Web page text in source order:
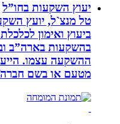
יעוץ השקעות בחו”ל
טל מנצ`ל, יועץ השקעות
ביעוץ ואימון לכלכלת
בהשקעות בארה”ב
ההשקעה עצמו. הייעוץ
מטעם או בשם חברה/יזם